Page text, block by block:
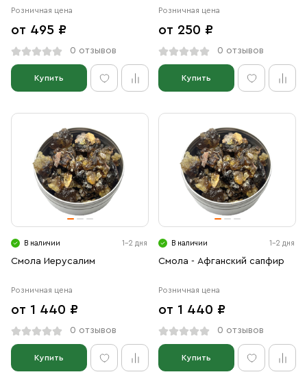
Розничная цена
от 495 ₽
0 отзывов
Купить
sacra)
Розничная цена
от 250 ₽
0 отзывов
Купить
В наличии 1-2 дня
Смола Иерусалим
Розничная цена
от 1 440 ₽
0 отзывов
Купить
В наличии 1-2 дня
Смола - Афганский сапфир
Розничная цена
от 1 440 ₽
0 отзывов
Купить